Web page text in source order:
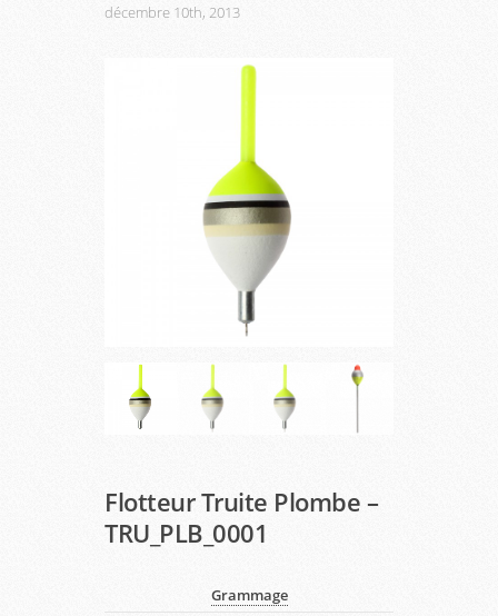
décembre 10th, 2013
Flotteur Truite Plombe –
TRU_PLB_0001
Grammage